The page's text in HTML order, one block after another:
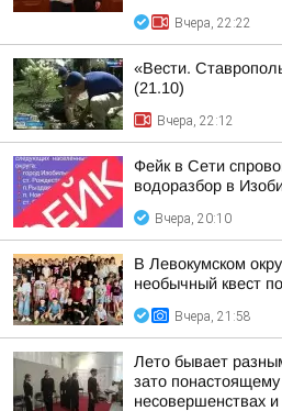
Вчера, 22:22
«Вести.
(21.10)
Вчера, 22:12
Фейк в Сети
водоразбор в
Вчера, 20:10
В Левокумском
необычный квест
Вчера, 21:58
Лето бывает
зато
несовершенствах и